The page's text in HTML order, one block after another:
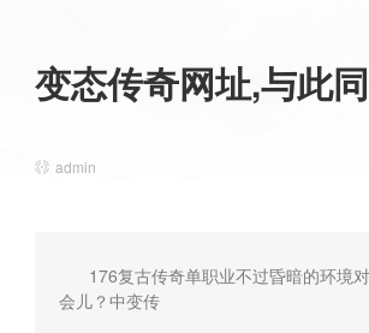
变态传奇网址,与此
admin
176复古传奇单职业不过昏暗的环境
会儿？中变传